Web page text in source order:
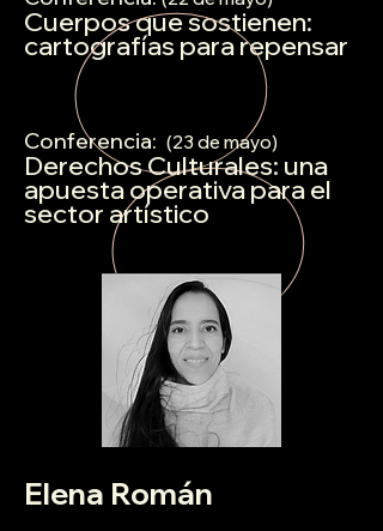
Cuerpos que sostienen:
cartografías para repensar
Conferencia: (23 de mayo)
Derechos Culturales: una
apuesta operativa para el
sector artístico
Elena Román